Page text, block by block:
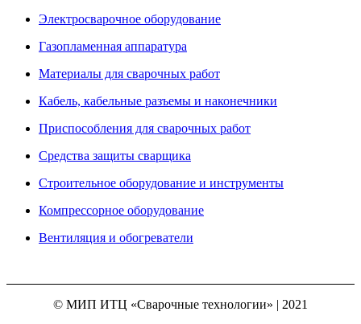
Электросварочное оборудование
Газопламенная аппаратура
Материалы для сварочных работ
Кабель, кабельные разъемы и наконечники
Приспособления для сварочных работ
Средства защиты сварщика
Строительное оборудование и инструменты
Компрессорное оборудование
Вентиляция и обогреватели
© МИП ИТЦ «Сварочные технологии» | 2021